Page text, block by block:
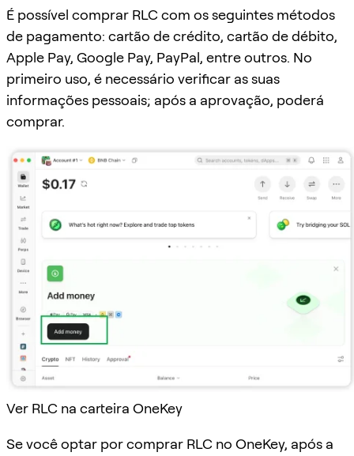
É possível comprar RLC com os seguintes métodos
de pagamento: cartão de crédito, cartão de débito,
Apple Pay, Google Pay, PayPal, entre outros. No
primeiro uso, é necessário verificar as suas
informações pessoais; após a aprovação, poderá
comprar.
Ver RLC na carteira OneKey
Se você optar por comprar RLC no OneKey, após a